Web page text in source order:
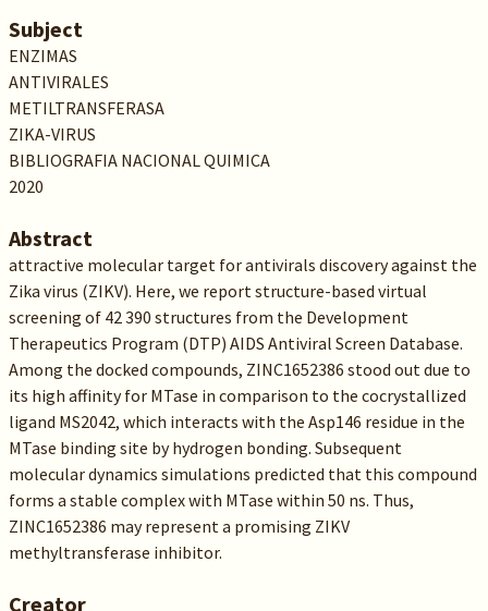
Subject
ENZIMAS
ANTIVIRALES
METILTRANSFERASA
ZIKA-VIRUS
BIBLIOGRAFIA NACIONAL QUIMICA
2020
Abstract
attractive molecular target for antivirals discovery against the
Zika virus (ZIKV). Here, we report structure-based virtual
screening of 42 390 structures from the Development
Therapeutics Program (DTP) AIDS Antiviral Screen Database.
Among the docked compounds, ZINC1652386 stood out due to
its high affinity for MTase in comparison to the cocrystallized
ligand MS2042, which interacts with the Asp146 residue in the
MTase binding site by hydrogen bonding. Subsequent
molecular dynamics simulations predicted that this compound
forms a stable complex with MTase within 50 ns. Thus,
ZINC1652386 may represent a promising ZIKV
methyltransferase inhibitor.
Creator